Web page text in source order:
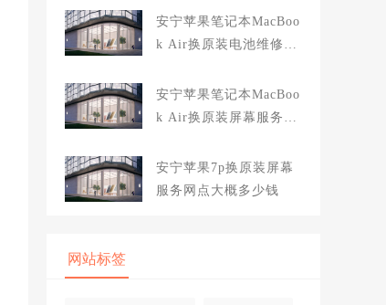
安宁苹果笔记本MacBoo
k Air换原装电池维修店
安宁苹果笔记本MacBoo
k Air换原装屏幕服务网
安宁苹果7p换原装屏幕
服务网点大概多少钱
网站标签